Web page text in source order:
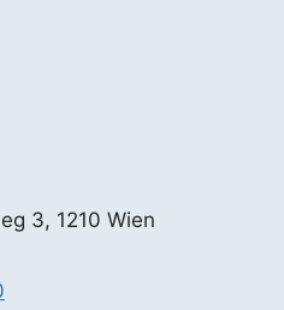
3, 1210 Wien